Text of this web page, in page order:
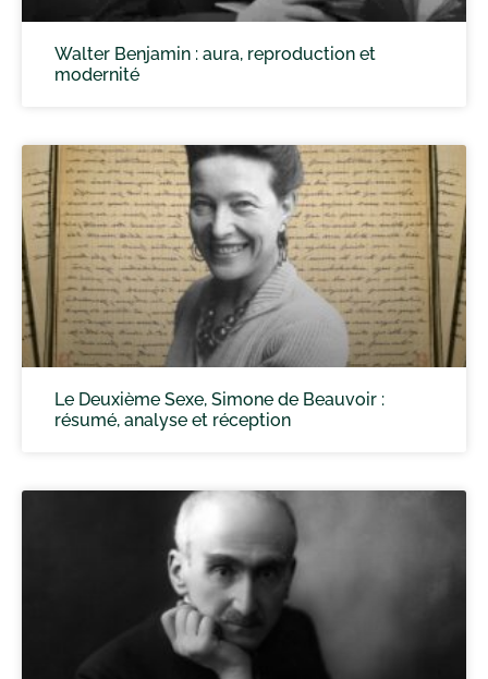
Walter Benjamin : aura, reproduction et
modernité
Le Deuxième Sexe, Simone de Beauvoir :
résumé, analyse et réception